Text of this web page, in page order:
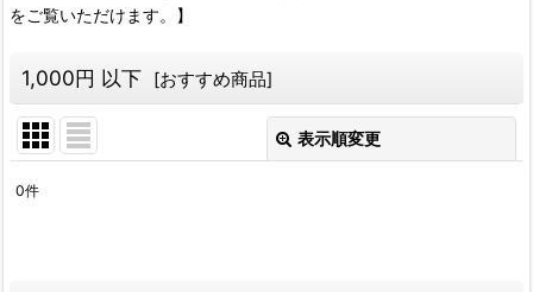
をご覧いただけます。】
1,000円 以下 [おすすめ商品]
表示順変更
0件